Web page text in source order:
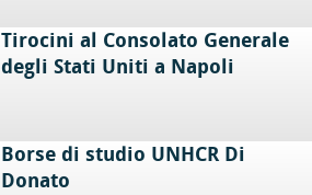
Tirocini al Consolato Generale
degli Stati Uniti a Napoli
Borse di studio UNHCR Di
Donato